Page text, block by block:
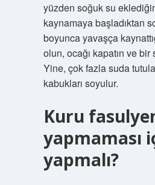
yüzden soğuk su
kaynamaya başladıktan
boyunca yavaşça
olun, ocağı kapatın ve
Yine, çok fazla suda
kabukları soyulur.
Kuru
yapmaması
yapmalı?